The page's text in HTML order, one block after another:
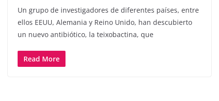
Un grupo de investigadores de diferentes países, entre
ellos EEUU, Alemania y Reino Unido, han descubierto
un nuevo antibiótico, la teixobactina, que
Read More